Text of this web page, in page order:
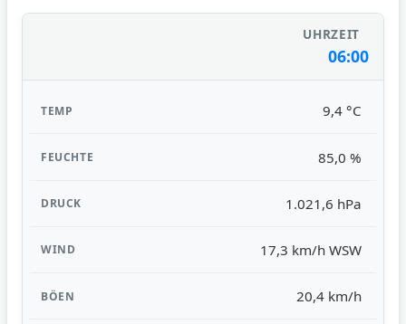
06:00
9,4 °C
85,0 %
1.021,6 hPa
17,3 km/h WSW
20,4 km/h